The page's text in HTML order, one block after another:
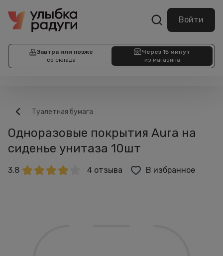
Войти
Завтра или позже
со склада
Через 15 минут
из магазина
Туалетная бумага
Одноразовые покрытия Aura на
сиденье унитаза 10шт
3.8 4 отзыва В избранное